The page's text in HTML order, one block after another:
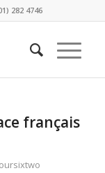
282 4746
français